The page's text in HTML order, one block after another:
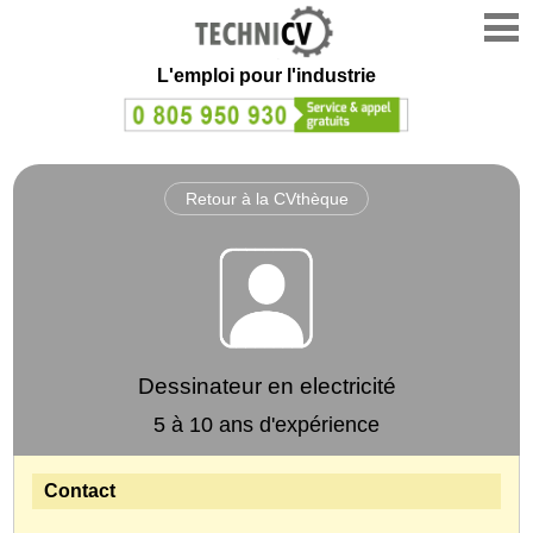
L'emploi pour l'industrie
Retour à la CVthèque
Dessinateur en electricité
5 à 10 ans d'expérience
Contact